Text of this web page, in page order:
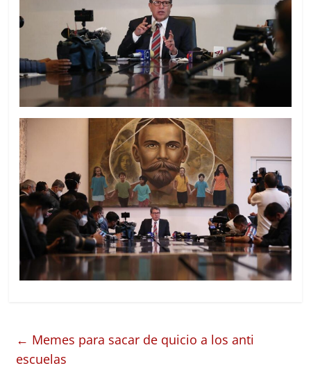
← Memes para sacar de quicio a los anti
escuelas